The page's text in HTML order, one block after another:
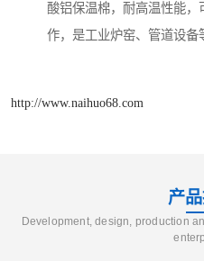
酸铝保温棉，耐高温性能
作，是工业炉窑、管道设备
http://www.naihuo68.com
产
Development, design, production